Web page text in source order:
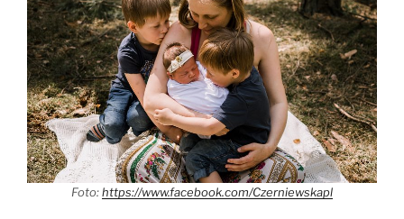
Foto:https://www.facebook.com/Czerniewskapl